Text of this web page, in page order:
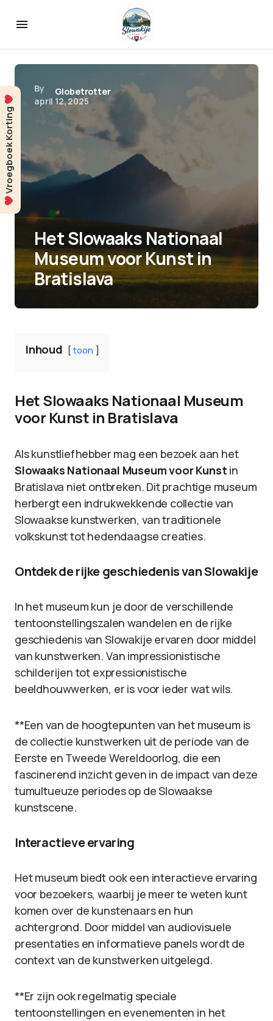
By
Globetrotter
april 12, 2025
Het Slowaaks Nationaal
Museum voor Kunst in
Bratislava
Inhoud toon
Het Slowaaks Nationaal Museum
voor Kunst in Bratislava
Als kunstliefhebber mag een bezoek aan het
Slowaaks Nationaal Museum voor Kunst in
Bratislava niet ontbreken. Dit prachtige museum
herbergt een indrukwekkende collectie van
Slowaakse kunstwerken, van traditionele
volkskunst tot hedendaagse creaties.
Ontdek de rijke geschiedenis van Slowakije
In het museum kun je door de verschillende
tentoonstellingszalen wandelen en de rijke
geschiedenis van Slowakije ervaren door middel
van kunstwerken. Van impressionistische
schilderijen tot expressionistische
beeldhouwwerken, er is voor ieder wat wils.
**Een van de hoogtepunten van het museum is
de collectie kunstwerken uit de periode van de
Eerste en Tweede Wereldoorlog, die een
fascinerend inzicht geven in de impact van deze
tumultueuze periodes op de Slowaakse
kunstscene.
Interactieve ervaring
Het museum biedt ook een interactieve ervaring
voor bezoekers, waarbij je meer te weten kunt
komen over de kunstenaars en hun
achtergrond. Door middel van audiovisuele
presentaties en informatieve panels wordt de
context van de kunstwerken uitgelegd.
**Er zijn ook regelmatig speciale
tentoonstellingen en evenementen in het
Vroegboek Korting